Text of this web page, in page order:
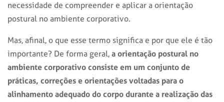
necessidade de compreender e aplicar a orientação
postural no ambiente corporativo.
Mas, afinal, o que esse termo significa e por que ele é tão
importante? De forma geral, a orientação postural no
ambiente corporativo consiste em um conjunto de
práticas, correções e orientações voltadas para o
alinhamento adequado do corpo durante a realização das